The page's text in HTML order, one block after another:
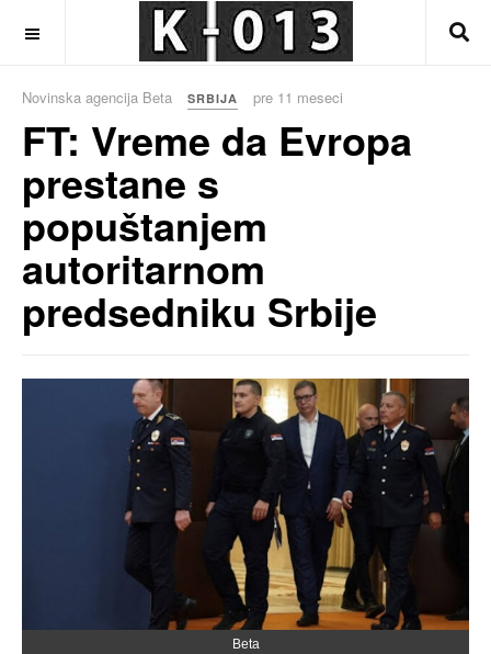
Novinska agencija Beta SRBIJA pre 11 meseci
FT: Vreme da Evropa
prestane s
popuštanjem
autoritarnom
predsedniku Srbije
Beta